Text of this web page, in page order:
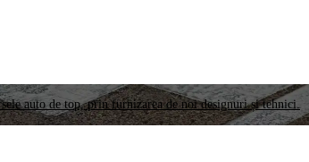
auto de top, prin furnizarea de noi designuri și tehnici.